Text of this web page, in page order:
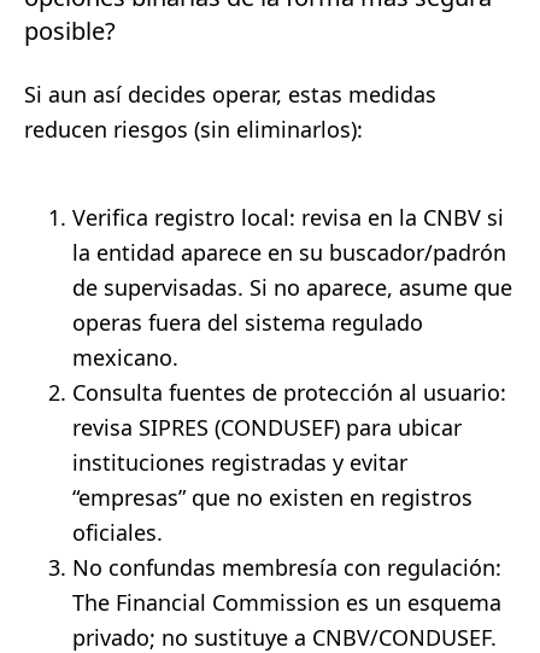
posible?
Si aun así decides operar, estas medidas
reducen riesgos (sin eliminarlos):
Verifica registro local: revisa en la CNBV si
la entidad aparece en su buscador/padrón
de supervisadas. Si no aparece, asume que
operas fuera del sistema regulado
mexicano.
Consulta fuentes de protección al usuario:
revisa SIPRES (CONDUSEF) para ubicar
instituciones registradas y evitar
“empresas” que no existen en registros
oficiales.
No confundas membresía con regulación:
The Financial Commission es un esquema
privado; no sustituye a CNBV/CONDUSEF.